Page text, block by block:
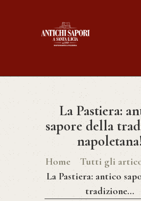
La Pastiera:
sapore della
Home Tutti gli
La Pastiera: antico
tradizione...
HOME
CHI SIAMO